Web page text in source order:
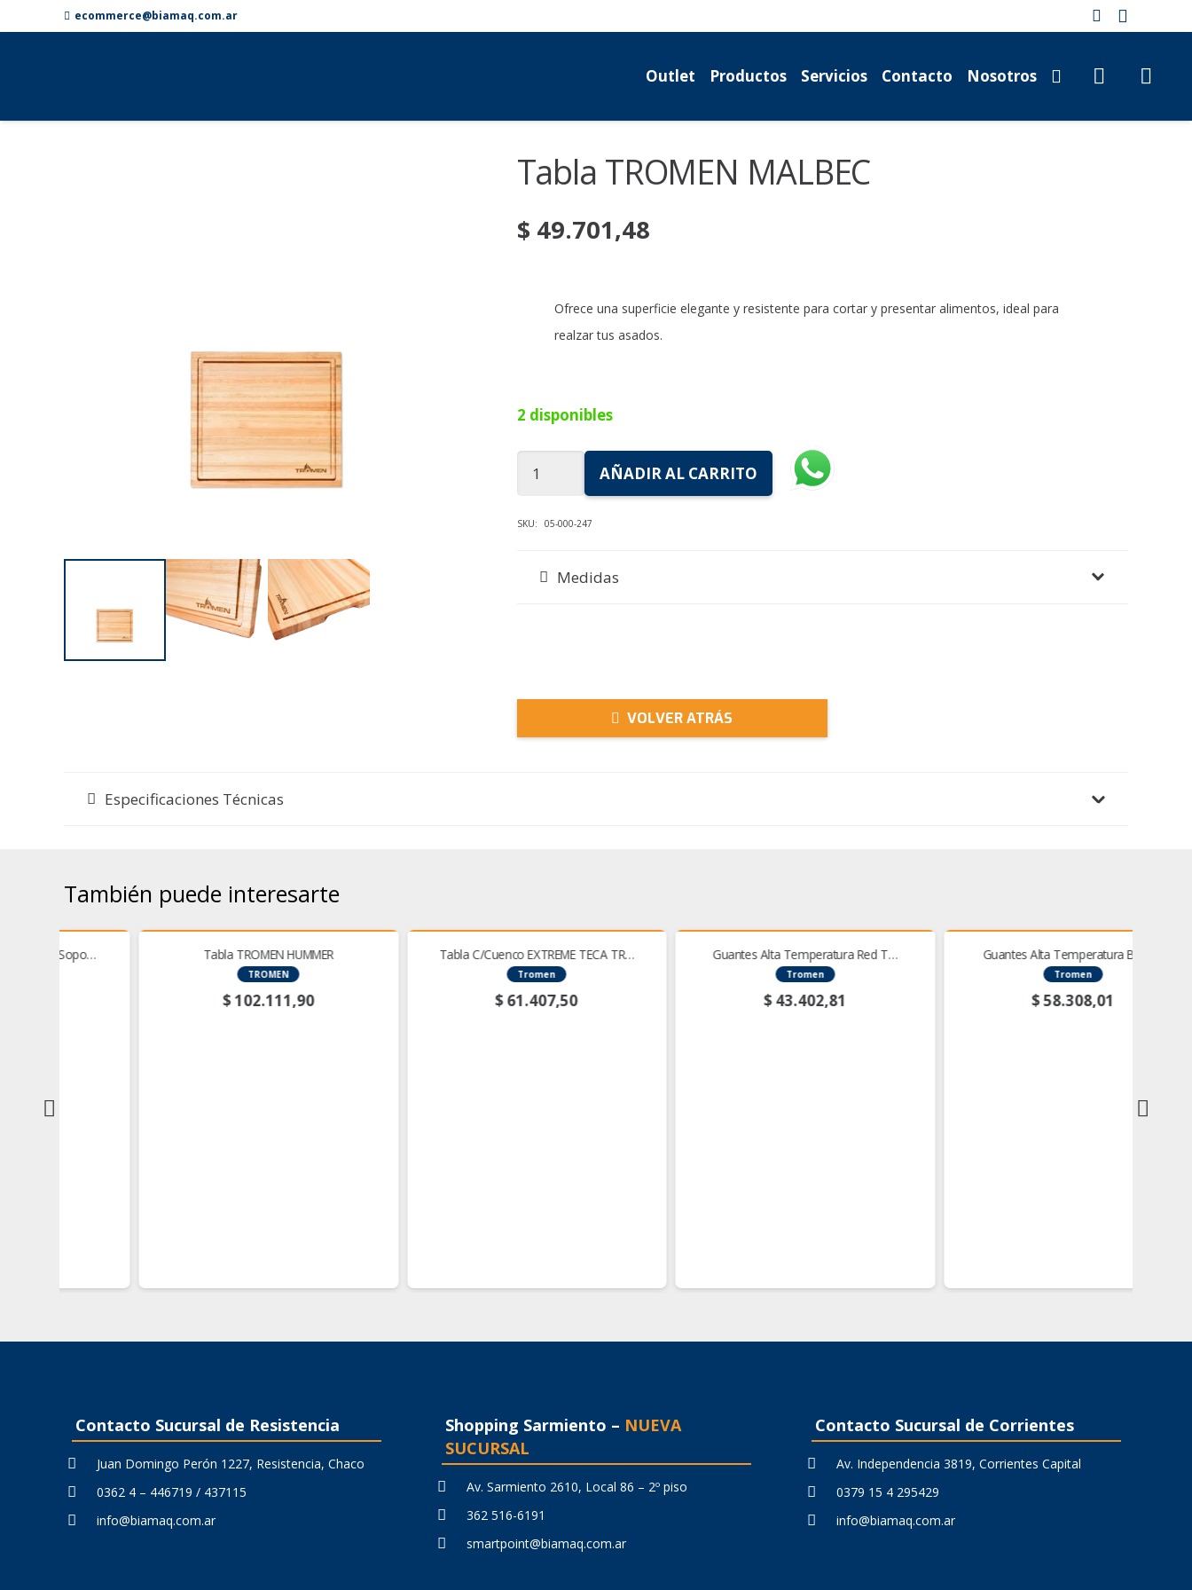
ecommerce@biamaq.com.ar
Outlet Productos Servicios Contacto Nosotros
Tabla TROMEN MALBEC
$ 49.701,48
Ofrece una superficie elegante y resistente para cortar y presentar alimentos, ideal para
realzar tus asados.
2 disponibles
TROMEN
MALBEC
AÑADIR AL CARRITO
SKU: 05-000-247
Medidas
VOLVER ATRÁS
Especificaciones Técnicas
También puede interesarte
Tabla TROMEN HUMMER
102.111,90
Tabla C/Cuenco EXTREME TECA TR…
61.407,50
Guantes Alta Temperatura Red T…
43.402,81
Guantes Alta Temperatura Black…
58.308,01
Contacto Sucursal de Resistencia
Juan Domingo Perón 1227, Resistencia, Chaco
0362 4 – 446719 / 437115
info@biamaq.com.ar
Shopping Sarmiento – NUEVA
SUCURSAL
Av. Sarmiento 2610, Local 86 – 2º piso
362 516-6191
smartpoint@biamaq.com.ar
Contacto Sucursal de Corrientes
Av. Independencia 3819, Corrientes Capital
0379 15 4 295429
info@biamaq.com.ar